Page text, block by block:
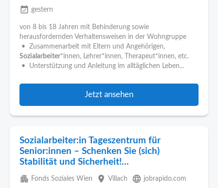
event_available gestern
von 8 bis 18 Jahren mit Behinderung sowie
herausfordernden Verhaltensweisen in der Wohngruppe
• Zusammenarbeit mit Eltern und Angehörigen,
Sozialarbeiter*innen, Lehrer*innen, Therapeut*innen, etc.
• Unterstützung und Anleitung im alltäglichen Leben...
Jetzt ansehen
Sozialarbeiter:in Tageszentrum für
Senior:innen – Schenken Sie (sich)
Stabilität und Sicherheit!...
apartment Fonds Soziales Wien place Villach language jobrapido.com